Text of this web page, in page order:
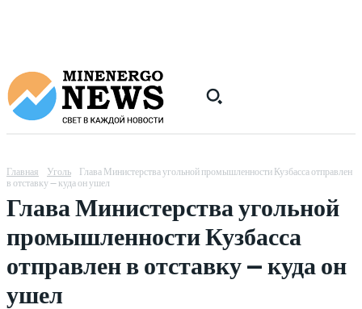
Главная Уголь
Глава Министерства угольной промышленности Кузбасса отправлен
в отставку — куда он ушел
Глава Министерства угольной
промышленности Кузбасса
отправлен в отставку — куда он
ушел